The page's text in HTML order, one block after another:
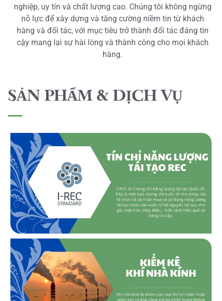
nghiệp, uy tín và chất lượng cao. Chúng tôi không ngừng
nỗ lực để xây dựng và tăng cường niềm tin từ khách
hàng và đối tác, với mục tiêu trở thành đối tác đáng tin
cậy mang lại sự hài lòng và thành công cho mọi khách
hàng.
SẢN PHẨM & DỊCH VỤ